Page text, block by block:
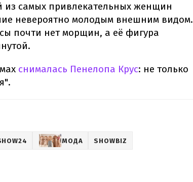
из самых привлекательных женщин
невероятно молодым внешним видом.
почти нет морщин, а её фигура
снималась Пенелопа Крус: не только
МОДА SHOWBIZ